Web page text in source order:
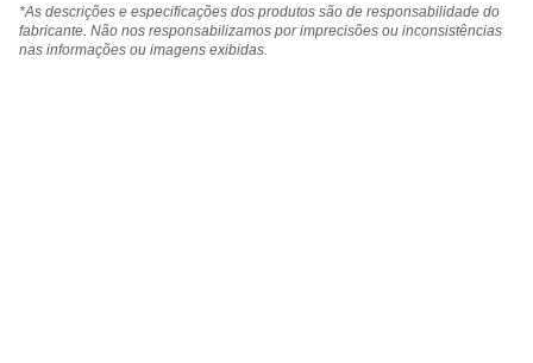
*As descrições e especificações dos produtos são de responsabilidade do
fabricante. Não nos responsabilizamos por imprecisões ou inconsistências
nas informações ou imagens exibidas.